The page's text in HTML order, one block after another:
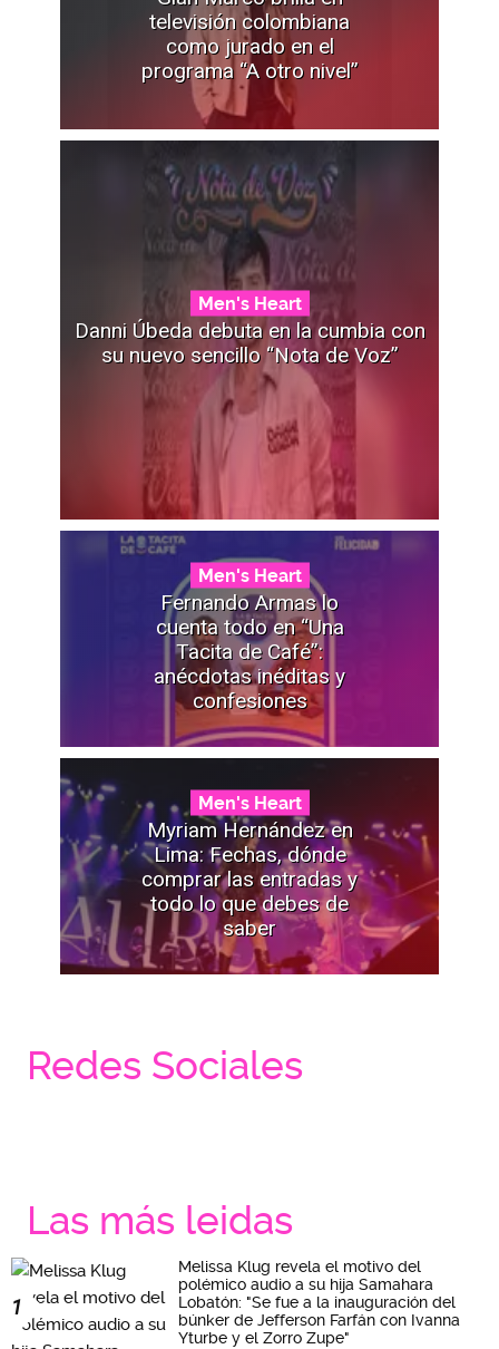
televisión colombiana
como jurado en el
programa “A otro nivel”
Men's Heart
Danni Úbeda debuta en la cumbia con
su nuevo sencillo “Nota de Voz”
Men's Heart
Fernando Armas lo
cuenta todo en “Una
Tacita de Café”:
anécdotas inéditas y
confesiones
Men's Heart
Myriam Hernández en
Lima: Fechas, dónde
comprar las entradas y
todo lo que debes de
saber
Redes Sociales
Las más leidas
1
Melissa Klug revela el motivo del
polémico audio a su hija Samahara
Lobatón: "Se fue a la inauguración del
búnker de Jefferson Farfán con Ivanna
Yturbe y el Zorro Zupe"